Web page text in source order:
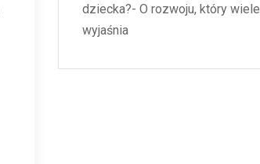
dziecka?- O rozwoju, który wiele
wyjaśnia